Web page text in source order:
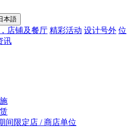
本語
店铺及餐厅 精彩活动 设计号外 位
讯
间限定店 / 商店单位